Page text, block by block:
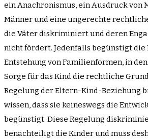
ein Anachronismus, ein Ausdruck von
Männer und eine ungerechte
die Väter diskriminiert und deren
nicht fördert. Jedenfalls begünstigt die
Entstehung von Familienformen, in
Sorge für das Kind die rechtliche
Regelung der Eltern-Kind-Beziehung
wissen, dass sie keineswegs die
begünstigt. Diese Regelung
benachteiligt die Kinder und muss